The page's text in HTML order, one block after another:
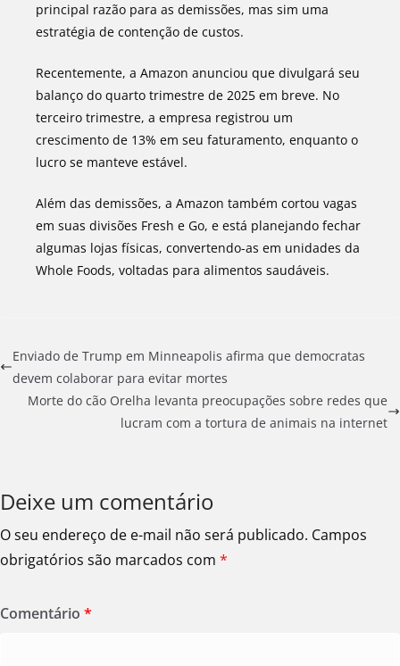
principal razão para as demissões, mas sim uma
estratégia de contenção de custos.
Recentemente, a Amazon anunciou que divulgará seu
balanço do quarto trimestre de 2025 em breve. No
terceiro trimestre, a empresa registrou um
crescimento de 13% em seu faturamento, enquanto o
lucro se manteve estável.
Além das demissões, a Amazon também cortou vagas
em suas divisões Fresh e Go, e está planejando fechar
algumas lojas físicas, convertendo-as em unidades da
Whole Foods, voltadas para alimentos saudáveis.
Enviado de Trump em Minneapolis afirma que democratas
devem colaborar para evitar mortes
Morte do cão Orelha levanta preocupações sobre redes que
lucram com a tortura de animais na internet
Deixe um comentário
O seu endereço de e-mail não será publicado. Campos
obrigatórios são marcados com *
Comentário *